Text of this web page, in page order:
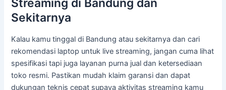
Streaming di Bandung dan
Sekitarnya
Kalau kamu tinggal di Bandung atau sekitarnya dan cari
rekomendasi laptop untuk live streaming, jangan cuma lihat
spesifikasi tapi juga layanan purna jual dan ketersediaan
toko resmi. Pastikan mudah klaim garansi dan dapat
dukungan teknis cepat supaya aktivitas streaming kamu